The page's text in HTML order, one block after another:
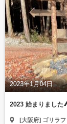
2023年1月04日
2023 始まりました
[大阪府] ゴリラ